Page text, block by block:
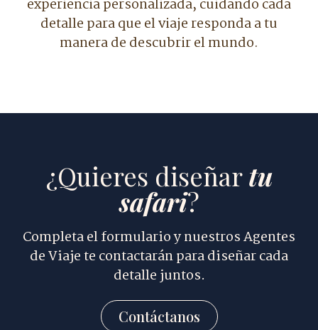
experiencia personalizada, cuidando cada
detalle para que el viaje responda a tu
manera de descubrir el mundo.
¿Quieres diseñartu
safari?
Completa el formulario y nuestros Agentes
de Viaje te contactarán para diseñar cada
detalle juntos.
Contáctanos